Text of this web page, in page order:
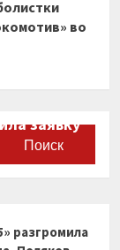
во
заявку
разгромила